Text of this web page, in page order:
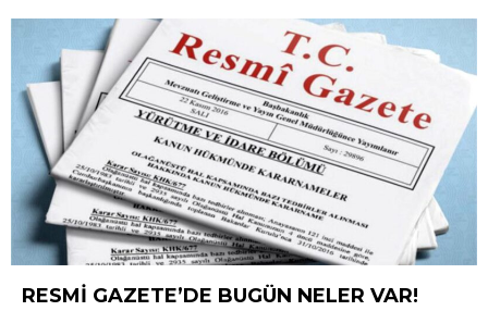
RESMİ GAZETE’DE BUGÜN NELER VAR!